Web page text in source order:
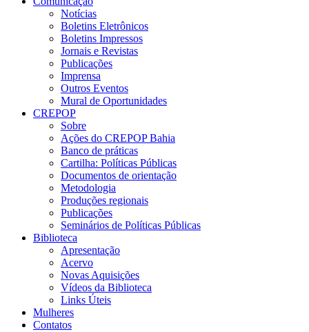
Notícias
Boletins Eletrônicos
Boletins Impressos
Jornais e Revistas
Publicações
Imprensa
Outros Eventos
Mural de Oportunidades
CREPOP
Sobre
Ações do CREPOP Bahia
Banco de práticas
Cartilha: Políticas Públicas
Documentos de orientação
Metodologia
Produções regionais
Publicações
Seminários de Políticas Públicas
Biblioteca
Apresentação
Acervo
Novas Aquisições
Vídeos da Biblioteca
Links Úteis
Mulheres
Contatos